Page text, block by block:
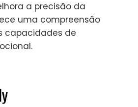
a precisão da
uma compreensão
capacidades de